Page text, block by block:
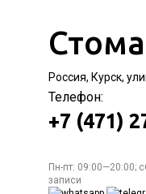
Россия, Курск,
Телефон:
+7 (471)
Пн-пт: 09:00—20:00;
записи